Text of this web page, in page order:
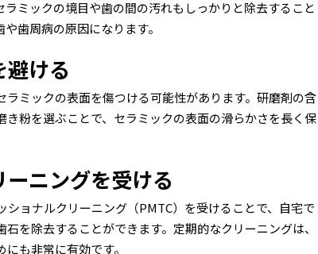
ミックの境目や歯の間の汚れもしっかりと除去すること
歯周病の原因になります。
ける
ミックの表面を傷つける可能性があります。研磨剤の含
粉を選ぶことで、セラミックの表面の滑らかさを長く保
ニングを受ける
ョナルクリーニング（PMTC）を受けることで、自宅で
を除去することができます。定期的なクリーニングは、
も非常に有効です。